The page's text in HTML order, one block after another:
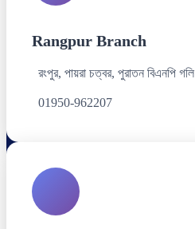
Rangpur Branch
রংপুর, পায়রা চত্বর, পুরাতন বিএনপি গলি
01950-962207